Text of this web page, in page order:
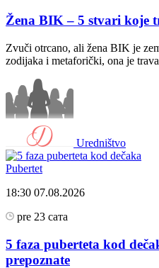
Žena BIK – 5 stvari koje
Zvuči otrcano, ali žena BIK je
zodijaka i metaforički, ona je
Uredništvo
Pubertet
18:30 07.08.2026
pre 23 сата
5 faza puberteta kod
prepoznate